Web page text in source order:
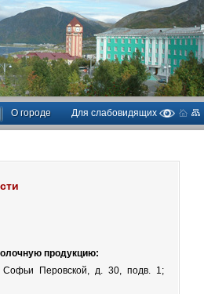
О городе Для слабовидящих
продукцию:
Софьи Перовской, д. 30, подв. 1;